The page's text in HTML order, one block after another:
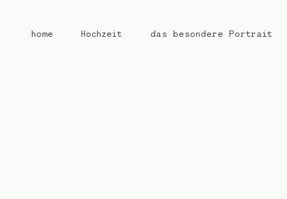
home Hochzeit das besondere Portrait